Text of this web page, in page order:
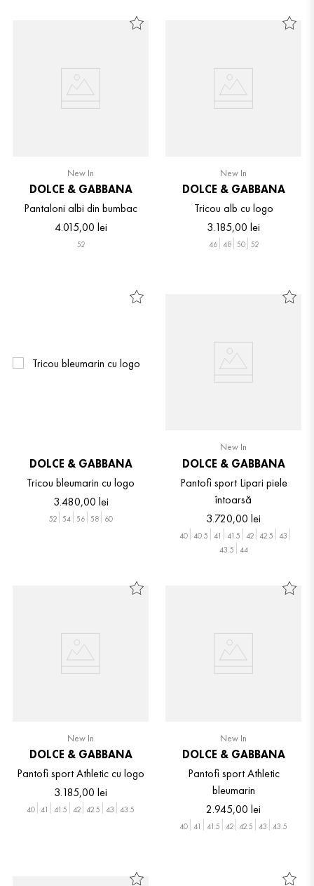
New In
DOLCE & GABBANA
Pantaloni albi din bumbac
4.015,00 lei
52
New In
DOLCE & GABBANA
Tricou alb cu logo
3.185,00 lei
46 48 50 52
DOLCE & GABBANA
Tricou bleumarin cu logo
3.480,00 lei
52 54 56 58 60
New In
DOLCE & GABBANA
Pantofi sport Lipari piele
întoarsă
3.720,00 lei
40 40.5 41 41.5 42 42.5
43
43.5
44
New In
DOLCE & GABBANA
Pantofi sport Athletic cu logo
3.185,00 lei
40 41 41.5 42 42.5 43 43.5
New In
DOLCE & GABBANA
Pantofi sport Athletic
bleumarin
2.945,00 lei
40 41 41.5 42 42.5 43 43.5